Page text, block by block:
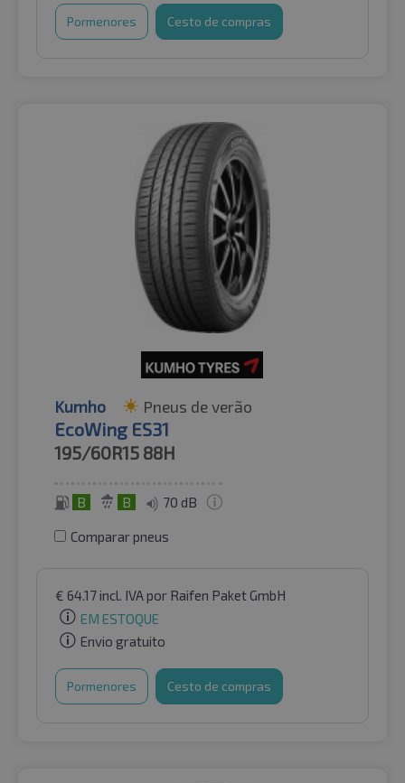
Pormenores Cesto de compras
Kumho Pneus de verão
EcoWing ES31
195/60R15 88H
B B 70 dB
Comparar pneus
€ 64.17incl. IVApor Raifen Paket GmbH
EM ESTOQUE
Envio gratuito
Pormenores Cesto de compras